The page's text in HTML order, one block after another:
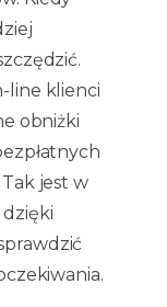
line klienci
obniżki
jest w
dzięki